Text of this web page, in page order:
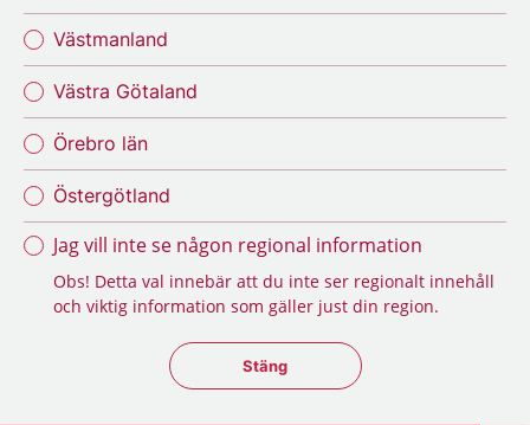
Västmanland
Västra Götaland
Örebro län
Östergötland
Jag vill inte se någon regional information
Obs! Detta val innebär att du inte ser regionalt innehåll
och viktig information som gäller just din region.
Stäng regionsväljaren
Stäng